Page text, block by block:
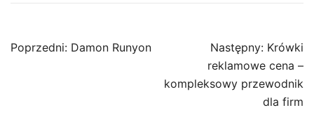
Nawigacja
Poprzedni: Damon Runyon Następny: Krówki
reklamowe cena –
kompleksowy przewodnik
dla firm